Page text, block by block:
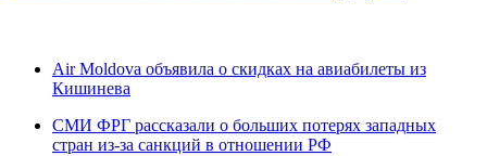
Air Moldova объявила о скидках на авиабилеты из
Кишинева
СМИ ФРГ рассказали о больших потерях западных
стран из-за санкций в отношении РФ